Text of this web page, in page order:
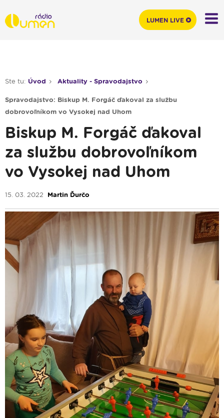
Ste tu: Úvod Aktuality - Spravodajstvo
Spravodajstvo: Biskup M. Forgáč ďakoval za službu
dobrovoľníkom vo Vysokej nad Uhom
Biskup M. Forgáč ďakoval
za službu dobrovoľníkom
vo Vysokej nad Uhom
15. 03. 2022 Martin Ďurčo
LUMEN LIVE